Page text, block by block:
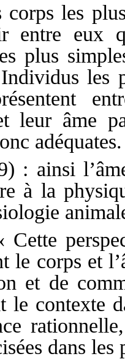
les
entre eux
plus
les
leur âme
adéquates.
: ainsi
à la
le corps et
et de
le contexte
dans